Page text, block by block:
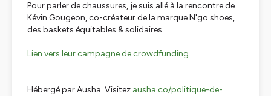
Pour parler de chaussures, je suis allé à la rencontre de
Kévin Gougeon, co-créateur de la marque N'go shoes,
des baskets équitables & solidaires.
Lien vers leur campagne de crowdfunding
Hébergé par Ausha. Visitez ausha.co/politique-de-